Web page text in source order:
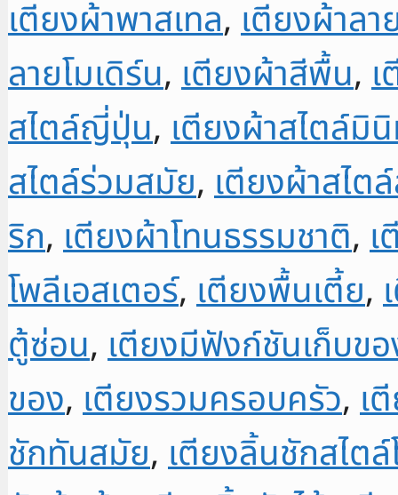
เตียงผ้าพาสเทล, เตียงผ้าล
ลายโมเดิร์น, เตียงผ้าสีพื้น,
สไตล์ญี่ปุ่น, เตียงผ้าสไตล์มิ
สไตล์ร่วมสมัย, เตียงผ้าสไต
ริก, เตียงผ้าโทนธรรมชาติ, เ
โพลีเอสเตอร์, เตียงพื้นเตี้ย,
ตู้ซ่อน, เตียงมีฟังก์ชันเก็บข
ของ, เตียงรวมครอบครัว, เ
ชักทันสมัย, เตียงลิ้นชักสไตล์